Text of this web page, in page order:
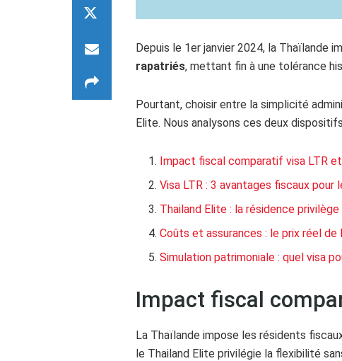
Depuis le 1er janvier 2024, la Thaïlande
rapatriés, mettant fin à une tolérance
Pourtant, choisir entre la simplicité
Elite. Nous analysons ces deux
Impact fiscal comparatif visa LTR
Visa LTR : 3 avantages fiscaux pour
Thailand Elite : la résidence
Coûts et assurances : le prix réel de
Simulation patrimoniale : quel visa
Impact fiscal
La Thaïlande impose les résidents
le Thailand Elite privilégie la flexibilité